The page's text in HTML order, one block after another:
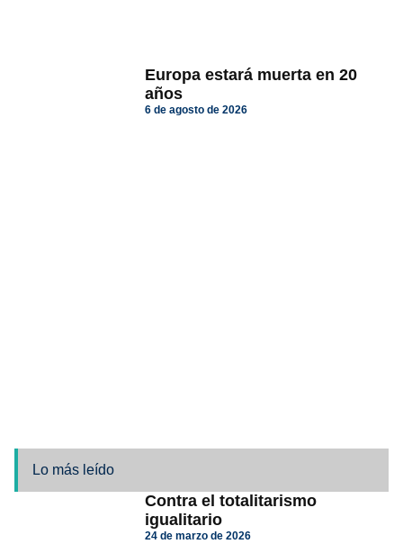
Europa estará muerta en 20
años
6 de agosto de 2026
Lo más leído
Contra el totalitarismo
igualitario
24 de marzo de 2026